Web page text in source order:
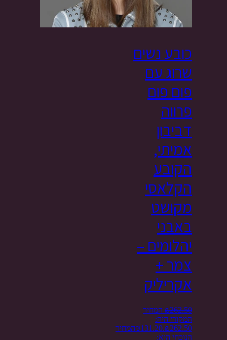
כובע נשים
שרוג עם
פום פום
פרווה
דביבון
אמיתי,
הקובע
הקלאסי
מקושט
באבני
יהלומים –
צמר +
אקריליק
₪262.50
המחיר
המקורי היה:
₪262.50.
₪131.20
המחיר
הנוכחי הוא: